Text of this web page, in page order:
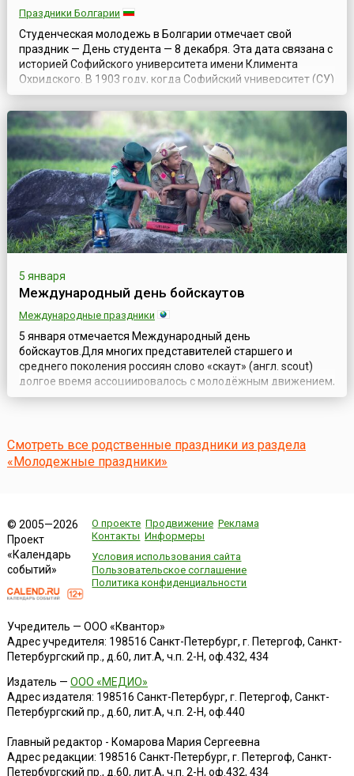
Праздники Болгарии
Студенческая молодежь в Болгарии отмечает свой
праздник — День студента — 8 декабря. Эта дата связана с
историей Софийского университета имени Климента
Охридского. В 1903 году, когда Софийский университет (СУ)
был единственным в Болгарии высшим учебным
заведением, академический совет при СУ решил объявить
8 декабря патронным праздником университета. По
церковному календарю именно тогда отмечал...
5 января
Международный день бойскаутов
Международные праздники
5 января отмечается Международный день
бойскаутов.Для многих представителей старшего и
среднего поколения россиян слово «скаут» (англ. scout)
долгое время ассоциировалось с молодёжным движением,
являвшимся частью культуры западного мира, аналогом
движение, действительно появившееся на Зап...
Смотреть все родственные праздники из раздела
«Молодежные праздники»
© 2005—2026
Проект
«Календарь
событий»
О проекте Продвижение Реклама
Контакты Информеры
Условия использования сайта
Пользовательское соглашение
Политика конфиденциальности
Учредитель — ООО «Квантор»
Адрес учредителя: 198516 Санкт-Петербург, г. Петергоф, Санкт-
Петербургский пр., д.60, лит.А, ч.п. 2-Н, оф.432, 434
Издатель — ООО «МЕДИО»
Адрес издателя: 198516 Санкт-Петербург, г. Петергоф, Санкт-
Петербургский пр., д.60, лит.А, ч.п. 2-Н, оф.440
Главный редактор - Комарова Мария Сергеевна
Адрес редакции: 198516 Санкт-Петербург, г. Петергоф, Санкт-
Петербургский пр., д.60, лит.А, ч.п. 2-Н, оф.432, 434